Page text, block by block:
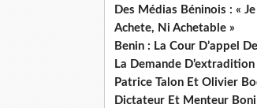
Des Médias Béninois : «
Achete, Ni Achetable »
Benin : La Cour D’appel
La Demande D’extradition
Patrice Talon Et Olivier
Dictateur Et Menteur Boni